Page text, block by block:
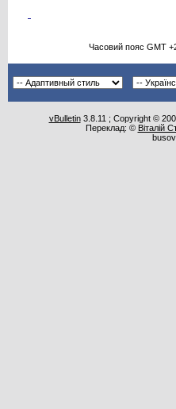
Часовий пояс GMT
vBulletin3.8.11 ; Copyright ©
Переклад: © Віталій